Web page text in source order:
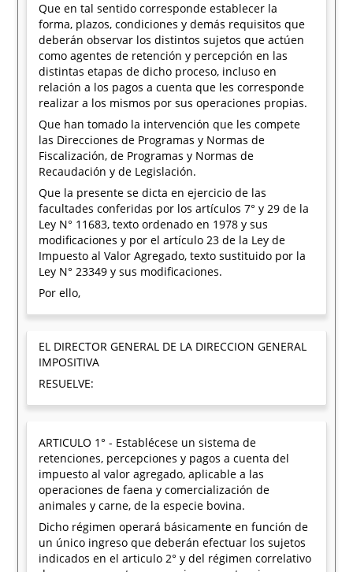
Que en tal sentido corresponde establecer la
forma, plazos, condiciones y demás requisitos que
deberán observar los distintos sujetos que actúen
como agentes de retención y percepción en las
distintas etapas de dicho proceso, incluso en
relación a los pagos a cuenta que les corresponde
realizar a los mismos por sus operaciones propias.
Que han tomado la intervención que les compete
las Direcciones de Programas y Normas de
Fiscalización, de Programas y Normas de
Recaudación y de Legislación.
Que la presente se dicta en ejercicio de las
facultades conferidas por los artículos 7° y 29 de la
Ley N° 11683, texto ordenado en 1978 y sus
modificaciones y por el artículo 23 de la Ley de
Impuesto al Valor Agregado, texto sustituido por la
Ley N° 23349 y sus modificaciones.
Por ello,
EL DIRECTOR GENERAL DE LA DIRECCION GENERAL
IMPOSITIVA
RESUELVE:
ARTICULO 1° - Establécese un sistema de
retenciones, percepciones y pagos a cuenta del
impuesto al valor agregado, aplicable a las
operaciones de faena y comercialización de
animales y carne, de la especie bovina.
Dicho régimen operará básicamente en función de
un único ingreso que deberán efectuar los sujetos
indicados en el articulo 2° y del régimen correlativo